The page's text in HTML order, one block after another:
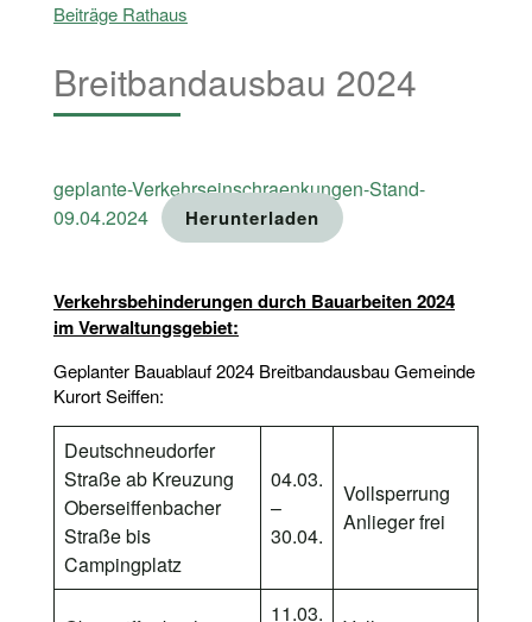
Beiträge Rathaus
Breitbandausbau 2024
geplante-Verkehrseinschraenkungen-Stand-
09.04.2024
Herunterladen
Verkehrsbehinderungen durch Bauarbeiten 2024
im Verwaltungsgebiet:
Geplanter Bauablauf 2024 Breitbandausbau Gemeinde
Kurort Seiffen:
Deutschneudorfer
Straße ab Kreuzung
Oberseiffenbacher
Straße bis
Campingplatz
04.03.
–
30.04.
Vollsperrung
Anlieger frei
11.03.